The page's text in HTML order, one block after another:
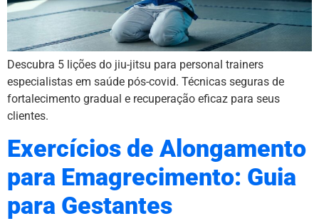
Descubra 5 lições do jiu-jitsu para personal trainers
especialistas em saúde pós-covid. Técnicas seguras de
fortalecimento gradual e recuperação eficaz para seus
clientes.
Exercícios de Alongamento
para Emagrecimento: Guia
para Gestantes